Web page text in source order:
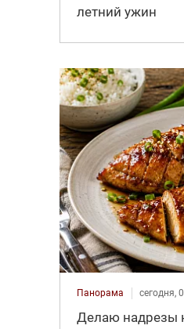
летний ужин
Панорама сегодня,
Делаю надрезы